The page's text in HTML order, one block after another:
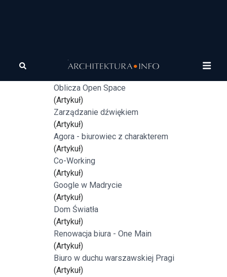
Indywidualny uniwersalizm
Oblicza Open Space
(Artykuł)
Zarządzanie dźwiękiem
(Artykuł)
Agora - biurowiec z charakterem
(Artykuł)
Co-Working
(Artykuł)
Google w Madrycie
(Artykuł)
Dom Światła
(Artykuł)
Renowacja biura - One Main
(Artykuł)
Biuro w duchu warszawskiej Pragi
(Artykuł)